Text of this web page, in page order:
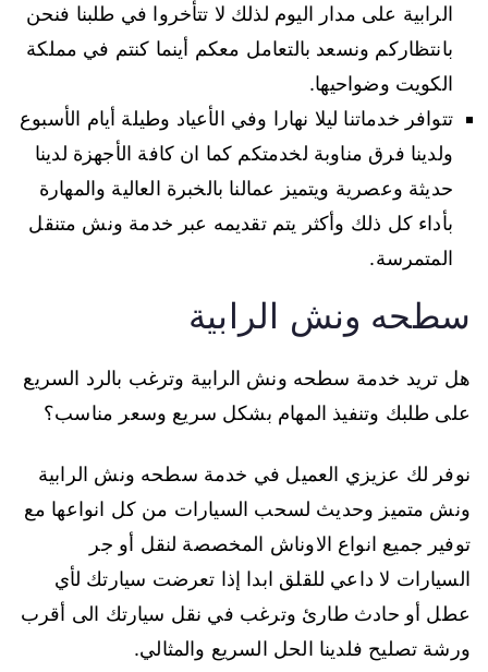
الرابية على مدار اليوم لذلك لا تتأخروا في طلبنا فنحن
بانتظاركم ونسعد بالتعامل معكم أينما كنتم في مملكة
الكويت وضواحيها.
تتوافر خدماتنا ليلا نهارا وفي الأعياد وطيلة أيام الأسبوع
ولدينا فرق مناوبة لخدمتكم كما ان كافة الأجهزة لدينا
حديثة وعصرية ويتميز عمالنا بالخبرة العالية والمهارة
بأداء كل ذلك وأكثر يتم تقديمه عبر خدمة ونش متنقل
المتمرسة.
سطحه ونش الرابية
هل تريد خدمة سطحه ونش الرابية وترغب بالرد السريع
على طلبك وتنفيذ المهام بشكل سريع وسعر مناسب؟
نوفر لك عزيزي العميل في خدمة سطحه ونش الرابية
ونش متميز وحديث لسحب السيارات من كل انواعها مع
توفير جميع انواع الاوناش المخصصة لنقل أو جر
السيارات لا داعي للقلق ابدا إذا تعرضت سيارتك لأي
عطل أو حادث طارئ وترغب في نقل سيارتك الى أقرب
ورشة تصليح فلدينا الحل السريع والمثالي.